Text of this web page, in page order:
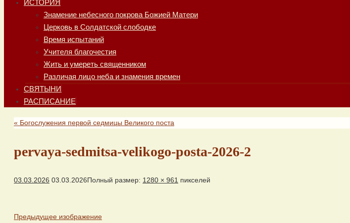
ИСТОРИЯ
Знамение небесного покрова Божией Матери
Церковь в Солдатской слободке
Время испытаний
Учителя благочестия
Жить и умереть священником
Различая лицо неба и знамения времен
СВЯТЫНИ
РАСПИСАНИЕ
« Богослужения первой седмицы Великого поста
pervaya-sedmitsa-velikogo-posta-2026-2
03.03.2026 03.03.2026Полный размер: 1280 × 961 пикселей
Предыдущее изображение